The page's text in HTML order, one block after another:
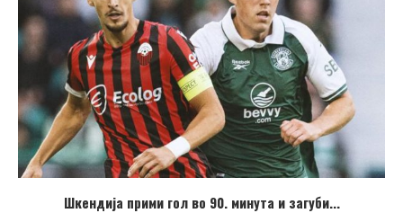
Шкендија прими гол во 90. минута и загуби...